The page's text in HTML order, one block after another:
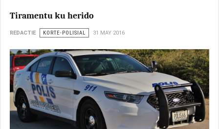
Tiramentu ku herido
REDACTIE KORTE-POLISIAL 31 MAY 2016